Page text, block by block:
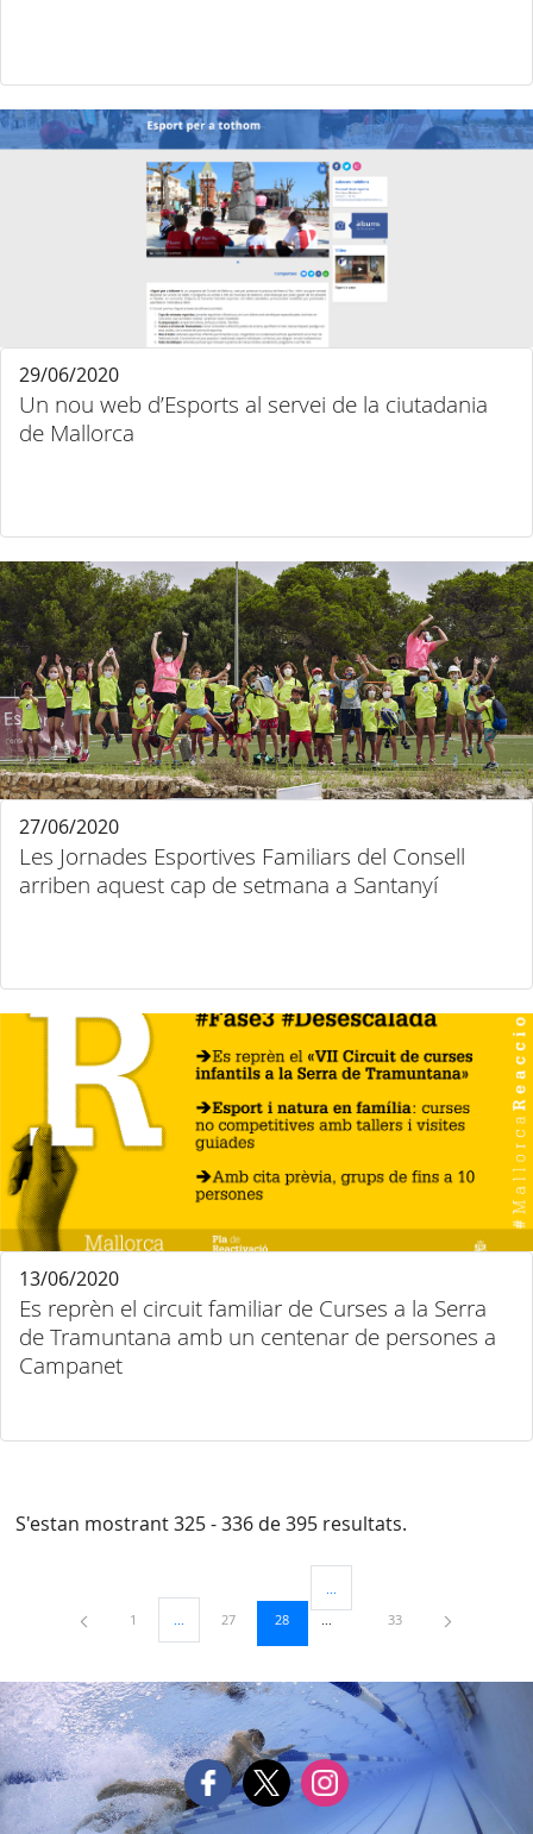
Un nou web d’Esports al servei de la ciutadania
de Mallorca
29/06/2020
Les Jornades Esportives Familiars del Consell
arriben aquest cap de setmana a Santanyí
27/06/2020
Es reprèn el circuit familiar de Curses a la Serra
de Tramuntana amb un centenar de persones a
Campanet
13/06/2020
S'estan mostrant 325 - 336 de 395 resultats.
Pàgina
1 ...Pàgines intermèdies Utilitzeu TAB per navegar.
Pàgina
27 Pàgina
28
Pàgines intermèdies Utilitzeu
Pàgina
33